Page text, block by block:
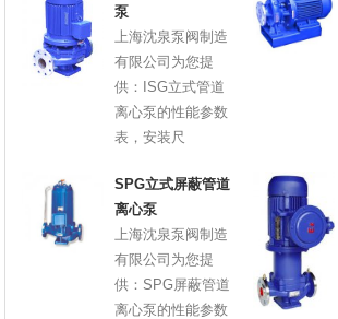
泵
上海沈泉泵阀制造
有限公司为您提
供：ISG立式管道
离心泵的性能参数
表，安装尺
SPG立式屏蔽管道
离心泵
上海沈泉泵阀制造
有限公司为您提
供：SPG屏蔽管道
离心泵的性能参数